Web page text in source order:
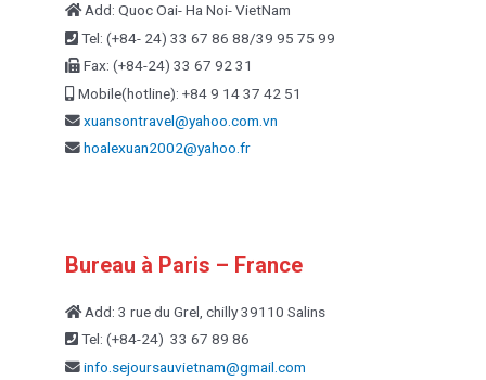
Add: Quoc Oai- Ha Noi- VietNam
Tel: (+84- 24) 33 67 86 88/39 95 75 99
Fax: (+84-24) 33 67 92 31
Mobile(hotline): +84 9 14 37 42 51
xuansontravel@yahoo.com.vn
hoalexuan2002@yahoo.fr
Bureau à Paris – France
Add: 3 rue du Grel, chilly 39110 Salins
Tel: (+84-24) 33 67 89 86
info.sejoursauvietnam@gmail.com